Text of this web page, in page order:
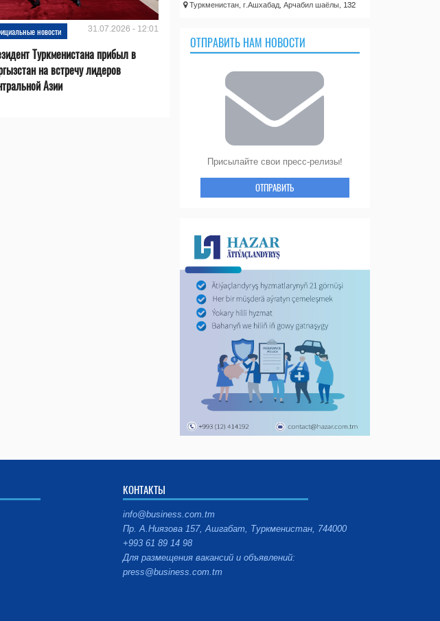
новости 31.07.2026 - 12:01
Туркменистана прибыл в
на встречу лидеров
Азии
Туркменистан, г.Ашхабад, Арчабил шаёлы, 132
ОТПРАВИТЬ НАМ НОВОСТИ
Присылайте свои пресс-релизы!
ОТПРАВИТЬ
КОНТАКТЫ
info@business.com.tm
Пр. А.Ниязова 157, Ашгабат, Туркменистан, 744000
+993 61 89 14 98
Для размещения вакансий и объявлений:
press@business.com.tm